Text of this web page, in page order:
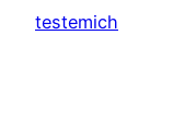
testemich